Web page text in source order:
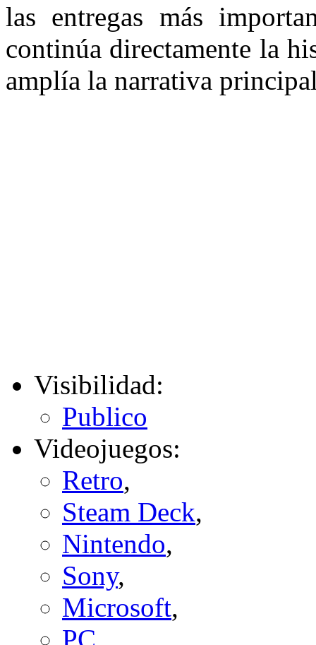
las entregas más
continúa directamente la
amplía la narrativa
Visibilidad:
Publico
Videojuegos:
Retro,
Steam Deck,
Nintendo,
Sony,
Microsoft,